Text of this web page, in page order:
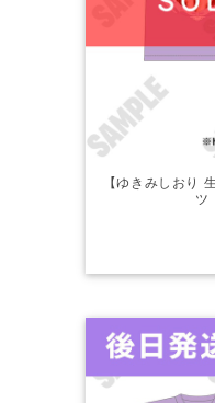
【ゆきみしおり
ツ